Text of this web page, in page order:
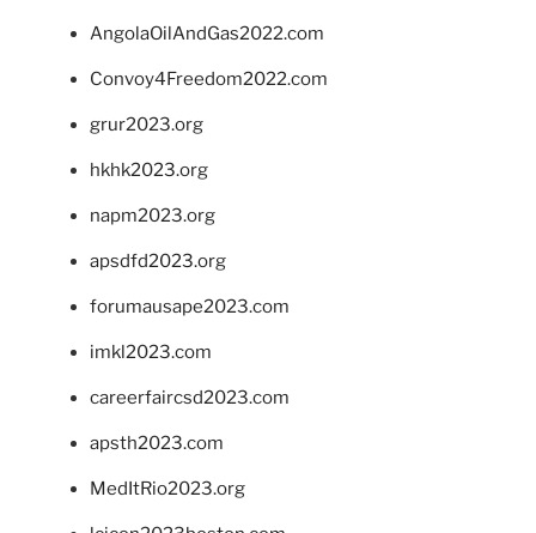
AngolaOilAndGas2022.com
Convoy4Freedom2022.com
grur2023.org
hkhk2023.org
napm2023.org
apsdfd2023.org
forumausape2023.com
imkl2023.com
careerfaircsd2023.com
apsth2023.com
MedItRio2023.org